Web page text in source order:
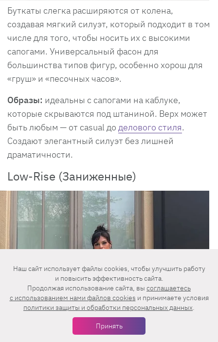
Буткаты слегка расширяются от колена,
создавая мягкий силуэт, который подходит в том
числе для того, чтобы носить их с высокими
сапогами. Универсальный фасон для
большинства типов фигур, особенно хорош для
«груш» и «песочных часов».
Образы: идеальны с сапогами на каблуке,
которые скрываются под штаниной. Верх может
быть любым — от casual до делового стиля.
Создают элегантный силуэт без лишней
драматичности.
Low-Rise (Заниженные)
Наш сайт использует файлы cookies, чтобы улучшить работу
и повысить эффективность сайта.
Продолжая использование сайта, вы соглашаетесь
c использованием нами файлов cookies и принимаете условия
политики защиты и обработки персональных данных.
Принять